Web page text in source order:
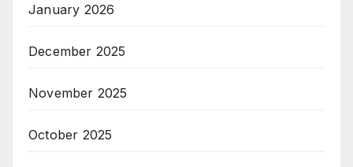
January 2026
December 2025
November 2025
October 2025